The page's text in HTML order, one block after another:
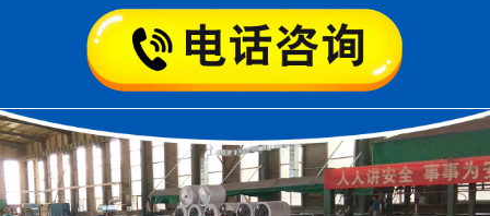
空心板内模 桥梁空心板气囊